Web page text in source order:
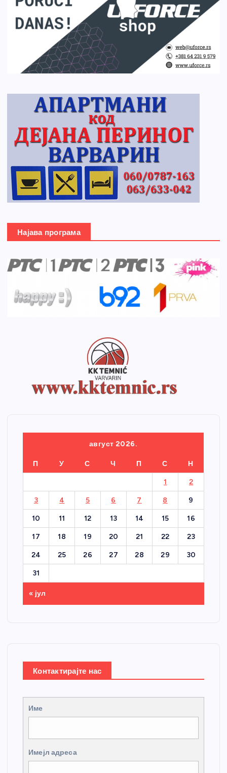
Најава програма
август 2026.
П У С Ч П С Н
1 2
3 4 5 6 7 8 9
10 11 12 13 14 15 16
17 18 19 20 21 22 23
24 25 26 27 28 29 30
31
« јул
Контактирајте нас
Име
Имејл адреса